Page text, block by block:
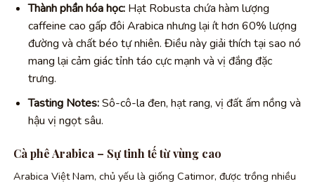
Thành phần hóa học:Hạt Robusta chứa hàm lượng
caffeine cao gấp đôi Arabica nhưng lại ít hơn 60% lượng
đường và chất béo tự nhiên. Điều này giải thích tại sao nó
mang lại cảm giác tỉnh táo cực mạnh và vị đắng đặc
trưng.
Tasting Notes:Sô-cô-la đen, hạt rang, vị đất ấm nồng và
hậu vị ngọt sâu.
Cà phê Arabica – Sự tinh tế từ vùng cao
Arabica Việt Nam, chủ yếu là giống Catimor, được trồng nhiều